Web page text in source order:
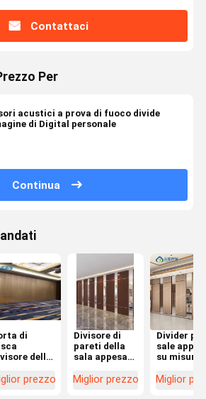
Contattaci
Per
acustici a prova di fuoco divide
di Digital personale
Continua
di
della
prezzo
Divisore di
pareti della
sala appesa
del rumore
Miglior prezzo
Divider per
sale
su misura
alluminio
Miglior